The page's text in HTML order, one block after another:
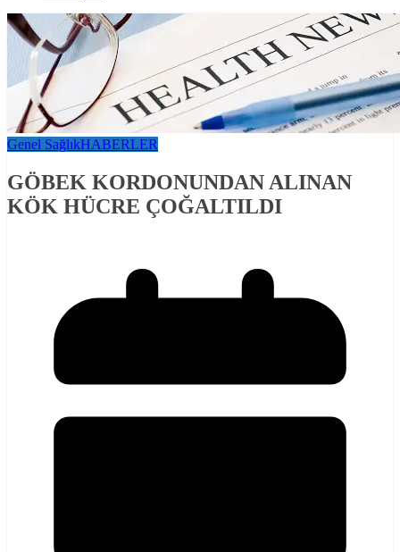
Genel SağlıkHABERLER
GÖBEK KORDONUNDAN ALINAN
KÖK HÜCRE ÇOĞALTILDI